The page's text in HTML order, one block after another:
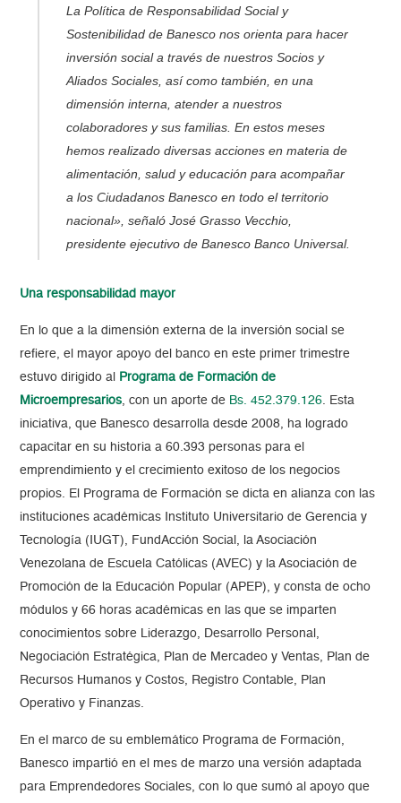
La Política de Responsabilidad Social y
Sostenibilidad de Banesco nos orienta para hacer
inversión social a través de nuestros Socios y
Aliados Sociales, así como también, en una
dimensión interna, atender a nuestros
colaboradores y sus familias. En estos meses
hemos realizado diversas acciones en materia de
alimentación, salud y educación para acompañar
a los Ciudadanos Banesco en todo el territorio
nacional», señaló José Grasso Vecchio,
presidente ejecutivo de Banesco Banco Universal.
Una responsabilidad mayor
En lo que a la dimensión externa de la inversión social se
refiere, el mayor apoyo del banco en este primer trimestre
estuvo dirigido al
Programa de Formación de
Microempresarios, con un aporte de Bs. 452.379.126. Esta
iniciativa, que Banesco desarrolla desde 2008, ha logrado
capacitar en su historia a 60.393 personas para el
emprendimiento y el crecimiento exitoso de los negocios
propios. El Programa de Formación se dicta en alianza con las
instituciones académicas Instituto Universitario de Gerencia y
Tecnología (IUGT), FundAcción Social, la Asociación
Venezolana de Escuela Católicas (AVEC) y la Asociación de
Promoción de la Educación Popular (APEP), y consta de ocho
módulos y 66 horas académicas en las que se imparten
conocimientos sobre Liderazgo, Desarrollo Personal,
Negociación Estratégica, Plan de Mercadeo y Ventas, Plan de
Recursos Humanos y Costos, Registro Contable, Plan
Operativo y Finanzas.
En el marco de su emblemático Programa de Formación,
Banesco impartió en el mes de marzo una versión adaptada
para Emprendedores Sociales, con lo que sumó al apoyo que